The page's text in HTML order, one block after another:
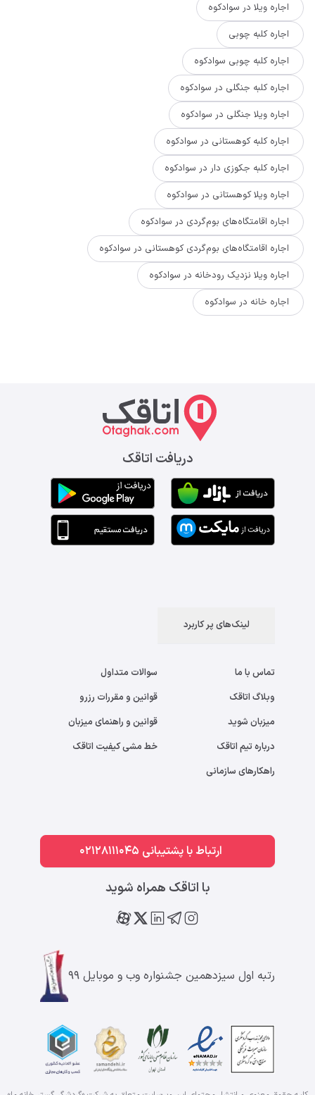
اجاره ویلا در سوادکوه
اجاره کلبه چوبی
اجاره کلبه چوبی سوادکوه
اجاره کلبه جنگلی در سوادکوه
اجاره ویلا جنگلی در سوادکوه
اجاره کلبه کوهستانی در سوادکوه
اجاره کلبه جکوزی دار در سوادکوه
اجاره ویلا کوهستانی در سوادکوه
اجاره اقامتگاه‌های بوم‌گردی در سوادکوه
اجاره اقامتگاه‌های بوم‌گردی کوهستانی در سوادکوه
اجاره ویلا نزدیک رودخانه در سوادکوه
اجاره خانه در سوادکوه
دریافت اتاقک
لینک‌های پر کاربرد
تماس با ما
وبلاگ اتاقک
میزبان شوید
درباره تیم اتاقک
راهکارهای سازمانی
سوالات متداول
قوانین و مقررات رزرو
قوانین و راهنمای میزبان
خط مشی کیفیت اتاقک
ارتباط با پشتیبانی 02128111045
با اتاقک همراه شوید
رتبه اول سیزدهمین جشنواره وب و موبایل ۹۹